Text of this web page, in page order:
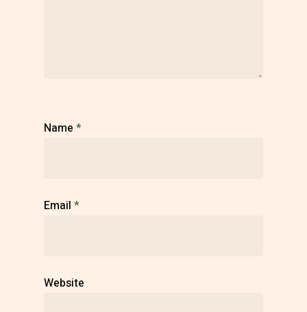
Name *
Email *
Website